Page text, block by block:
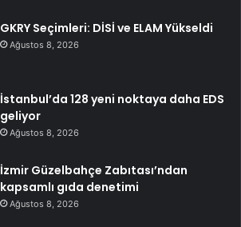
GKRY Seçimleri: DİSİ ve ELAM Yükseldi
Ağustos 8, 2026
İstanbul’da 128 yeni noktaya daha EDS
geliyor
Ağustos 8, 2026
İzmir Güzelbahçe Zabıtası’ndan
kapsamlı gıda denetimi
Ağustos 8, 2026